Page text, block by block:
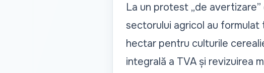
La un protest „de avertizare”
sectorului agricol au
hectar pentru culturile
integrală a TVA și revizuirea